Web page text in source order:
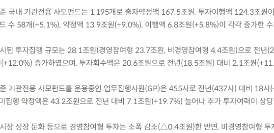
국내 기관전용 사모펀드는 1,195개로 출자약정액 167.5조원, 투자이행액 124.3조원
수 58개(+5.1%), 약정액 13.9조원(+9.0%), 이행액 6.8조원(+5.8%)이 각각 증가한 수
된 투자집행 규모는 28.1조원(경영참여형 23.7조원, 비경영참여형 4.4조원)으로 전년
증가하였으며, 투자회수액은 20.6조원으로 전년(18.5조원) 대비 2.1조원
기관전용 사모펀드를 운용중인 업무집행사원(GP)은 455사로 전년(437사) 대비 18사
집행 약정액은 43.2조원으로 전년 대비 7.1조원(+19.7%) 늘어나 추가 투자여력이 상당
장 성장 둔화 등으로 경영참여형 투자는 소폭 감소(△0.4조원)한 반면, 비경영참여형 투